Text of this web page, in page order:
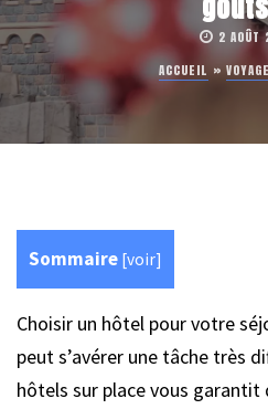
2 AOÛT
ACCUEIL » VOYAGE
Sommaire [voir]
Choisir un hôtel pour votre
peut s’avérer une tâche très
hôtels sur place vous garantit